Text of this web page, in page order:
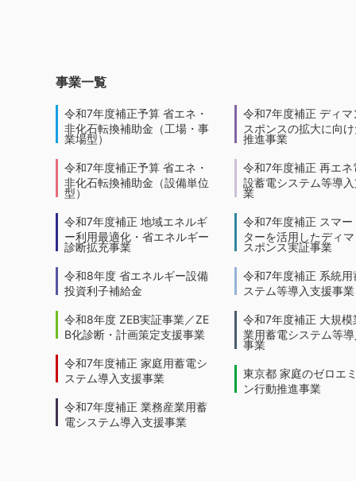
事業一覧
令和7年度補正予算 省エネ・
非化石転換補助金（工場・事
業場型）
令和7年度補正予算 省エネ・
非化石転換補助金（設備単位
型）
令和7年度補正 地域エネルギ
ー利用最適化・省エネルギー
診断拡充事業
令和8年度 省エネルギー設備
投資利子補給金
令和8年度 ZEB実証事業／ZE
B化診断・計画策定支援事業
令和7年度補正 家庭用蓄電シ
ステム導入支援事業
令和7年度補正 業務産業用蓄
電システム導入支援事業
令和7年度補正 ディマ
スポンスの拡大に向
推進事業
令和7年度補正 再エネ
設蓄電システム等導
業
令和7年度補正 スマー
ターを活用したディ
スポンス実証事業
令和7年度補正 系統用
ステム等導入支援事業
令和7年度補正 大規模
業用蓄電システム等
事業
東京都 家庭のゼロエ
ン行動推進事業